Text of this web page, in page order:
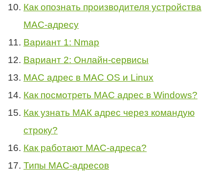
Как опознать производителя устройства
MAC-адресу
Вариант 1: Nmap
Вариант 2: Онлайн-сервисы
MAC адрес в MAC OS и Linux
Как посмотреть MAC адрес в Windows?
Как узнать МАК адрес через командую
строку?
Как работают MAC-адреса?
Типы MAC-адресов